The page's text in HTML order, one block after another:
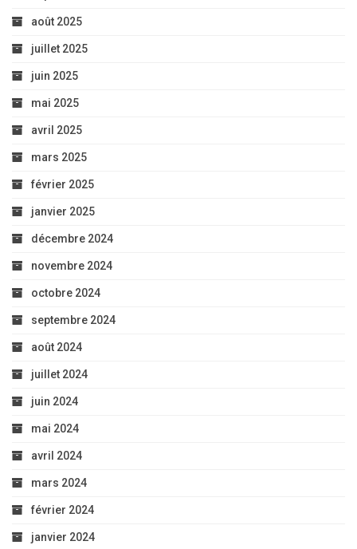
août 2025
juillet 2025
juin 2025
mai 2025
avril 2025
mars 2025
février 2025
janvier 2025
décembre 2024
novembre 2024
octobre 2024
septembre 2024
août 2024
juillet 2024
juin 2024
mai 2024
avril 2024
mars 2024
février 2024
janvier 2024